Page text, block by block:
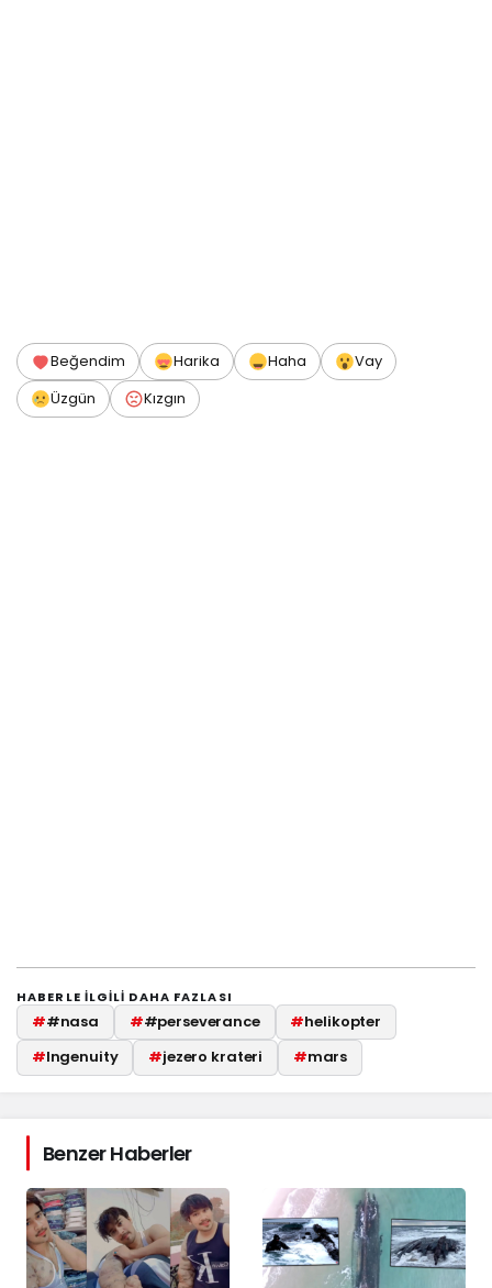
Beğendim Harika Haha
Vay
Üzgün
Kızgın
HABERLE ILGILI DAHA FAZLASI
##nasa ##perseverance #helikopter
#Ingenuity #jezero krateri #mars
Benzer Haberler